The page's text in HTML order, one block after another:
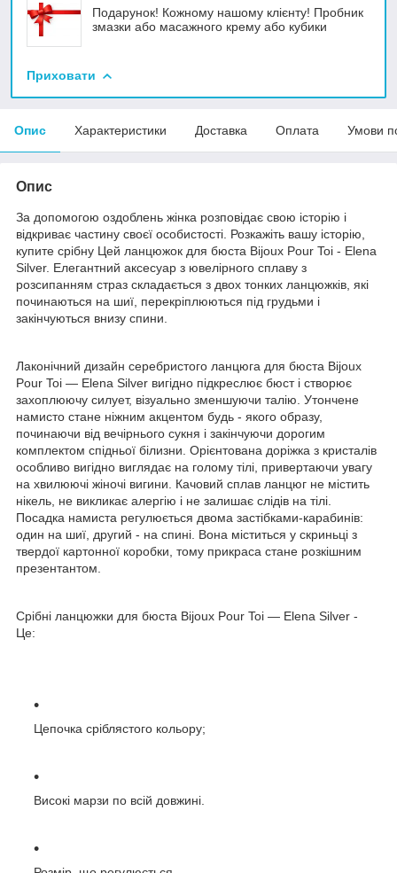
Подарунок! Кожному нашому клієнту! Пробник
змазки або масажного крему або кубики
Приховати
Опис Характеристики Доставка Оплата Умови
Опис
За допомогою оздоблень жінка розповідає свою історію і
відкриває частину своєї особистості. Розкажіть вашу історію,
купите срібну Цей ланцюжок для бюста Bijoux Pour Toi - Elena
Silver. Елегантний аксесуар з ювелірного сплаву з
розсипанням страз складається з двох тонких ланцюжків, які
починаються на шиї, перекріплюються під грудьми і
закінчуються внизу спини.
Лаконічний дизайн серебристого ланцюга для бюста Bijoux
Pour Toi — Elena Silver вигідно підкреслює бюст і створює
захоплюючу силует, візуально зменшуючи талію. Утончене
намисто стане ніжним акцентом будь - якого образу,
починаючи від вечірнього сукня і закінчуючи дорогим
комплектом спідньої білизни. Орієнтована доріжка з кристалів
особливо вигідно виглядає на голому тілі, привертаючи увагу
на хвилюючі жіночі вигини. Качовий сплав ланцюг не містить
нікель, не викликає алергію і не залишає слідів на тілі.
Посадка намиста регулюється двома застібками-карабинів:
один на шиї, другий - на спині. Вона міститься у скриньці з
твердої картонної коробки, тому прикраса стане розкішним
презентантом.
Срібні ланцюжки для бюста Bijoux Pour Toi — Elena Silver -
Це:
Цепочка сріблястого кольору;
Високі марзи по всій довжині.